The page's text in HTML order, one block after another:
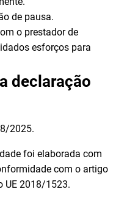
de pausa.
o prestador de
esforços para
declaração
2025.
foi elaborada com
com o artigo
UE 2018/1523.